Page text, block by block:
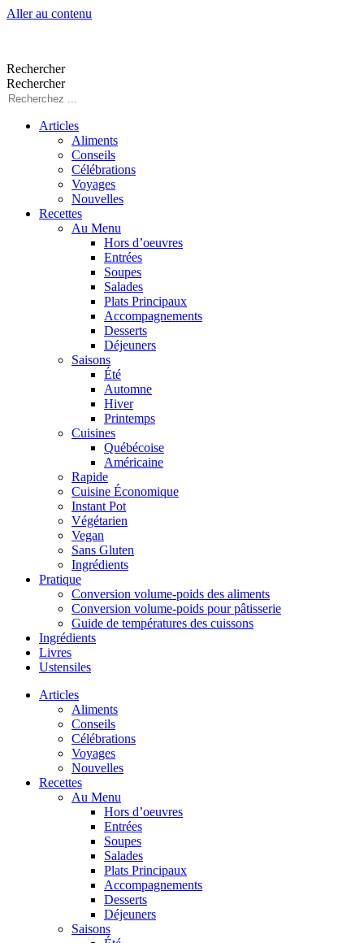
Aller au contenu
Rechercher
Rechercher
Articles
Aliments
Conseils
Célébrations
Voyages
Nouvelles
Recettes
Au Menu
Hors d’oeuvres
Entrées
Soupes
Salades
Plats Principaux
Accompagnements
Desserts
Déjeuners
Saisons
Été
Automne
Hiver
Printemps
Cuisines
Québécoise
Américaine
Rapide
Cuisine Économique
Instant Pot
Végétarien
Vegan
Sans Gluten
Ingrédients
Pratique
Conversion volume-poids des aliments
Conversion volume-poids pour pâtisserie
Guide de températures des cuissons
Ingrédients
Livres
Ustensiles
Articles
Aliments
Conseils
Célébrations
Voyages
Nouvelles
Recettes
Au Menu
Hors d’oeuvres
Entrées
Soupes
Salades
Plats Principaux
Accompagnements
Desserts
Déjeuners
Saisons